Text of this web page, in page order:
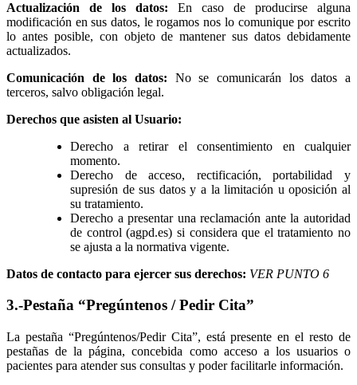
Actualización de los datos: En caso de producirse alguna
modificación en sus datos, le rogamos nos lo comunique por escrito
lo antes posible, con objeto de mantener sus datos debidamente
actualizados.
Comunicación de los datos: No se comunicarán los datos a
terceros, salvo obligación legal.
Derechos que asisten al Usuario:
Derecho a retirar el consentimiento en cualquier
momento.
Derecho de acceso, rectificación, portabilidad y
supresión de sus datos y a la limitación u oposición al
su tratamiento.
Derecho a presentar una reclamación ante la autoridad
de control (agpd.es) si considera que el tratamiento no
se ajusta a la normativa vigente.
Datos de contacto para ejercer sus derechos: VER PUNTO 6
3.-Pestaña “Pregúntenos / Pedir Cita”
La pestaña “Pregúntenos/Pedir Cita”, está presente en el resto de
pestañas de la página, concebida como acceso a los usuarios o
pacientes para atender sus consultas y poder facilitarle información.